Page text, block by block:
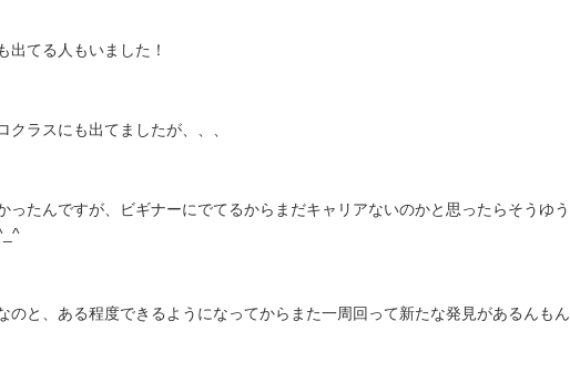
出てる人もいました！
ラスにも出てましたが、、、
ったんですが、ビギナーにでてるからまだキャリアないのかと思ったらそうゆう
のと、ある程度できるようになってからまた一周回って新たな発見があるんもん